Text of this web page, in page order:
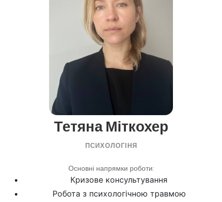
Тетяна Міткохер
ПСИХОЛОГІНЯ
Основні напрямки роботи:
Кризове консультування
Робота з психологічною травмою